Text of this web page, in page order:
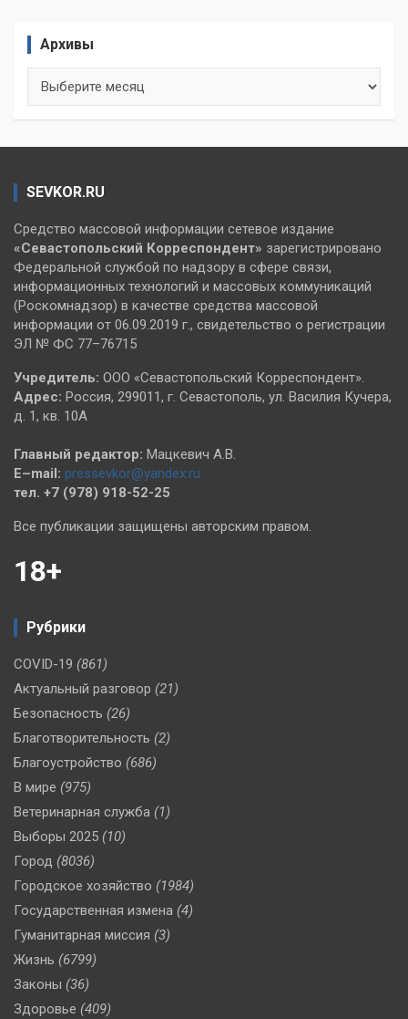
Архивы
SEVKOR.RU
Средство массовой информации сетевое издание
«Севастопольский Корреспондент» зарегистрировано
Федеральной службой по надзору в сфере связи,
информационных технологий и массовых коммуникаций
(Роскомнадзор) в качестве средства массовой
информации от 06.09.2019 г., свидетельство о регистрации
ЭЛ № ФС 77–76715
Учредитель: ООО «Севастопольский Корреспондент».
Адрес: Россия, 299011, г. Севастополь, ул. Василия Кучера,
д. 1, кв. 10А
Главный редактор: Мацкевич А.В.
E–mail: pressevkor@yandex.ru
тел. +7 (978) 918-52-25
Все публикации защищены авторским правом.
18+
Рубрики
COVID-19 (861)
Актуальный разговор (21)
Безопасность (26)
Благотворительность (2)
Благоустройство (686)
В мире (975)
Ветеринарная служба (1)
Выборы 2025 (10)
Город (8036)
Городское хозяйство (1984)
Государственная измена (4)
Гуманитарная миссия (3)
Жизнь (6799)
Законы (36)
Здоровье (409)